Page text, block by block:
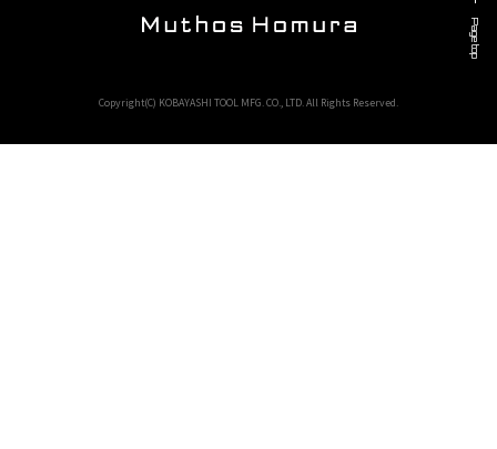
Copyright(C) KOBAYASHI TOOL MFG. CO., LTD. All Rights Reserved.
Page top